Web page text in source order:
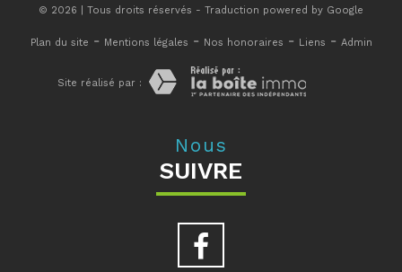
© 2026 | Tous droits réservés - Traduction powered by Google
Plan du site - Mentions légales - Nos honoraires - Liens - Admin
Site réalisé par :
Nous
SUIVRE